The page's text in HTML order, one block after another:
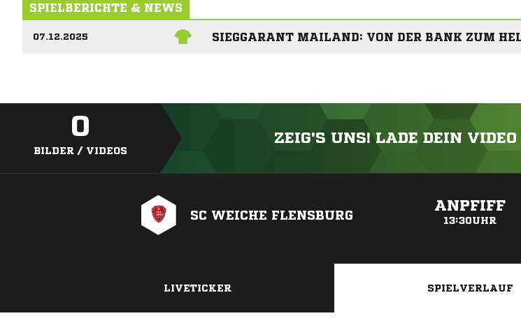
SPIELBERICHTE & NEWS
07.12.2025 SIEGGARANT MAILAND: VON DER BANK ZUM
0
BILDER / VIDEOS
ZEIG'S UNS! LADE DEIN VIDEO
SC WEICHE FLENSBURG
ANPFIFF
13:30UHR
LIVETICKER SPIELVERLAUF